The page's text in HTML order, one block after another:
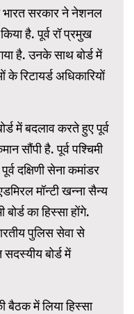
भारत सरकार ने नेशनल
है. पूर्व रॉ प्रमुख
है. उनके साथ बोर्ड में
रिटायर्ड अधिकारियों
में बदलाव करते हुए पूर्व
सौंपी है. पूर्व पश्चिमी
दक्षिणी सेना कमांडर
मॉन्टी खन्ना सैन्य
का हिस्सा होंगे.
पुलिस सेवा से
बोर्ड में
बैठक में लिया हिस्सा